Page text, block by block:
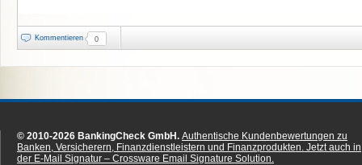
Kommentieren 0
© 2010-2026 BankingCheck GmbH. Authentische Kundenbewertungen zu
Banken, Versicherern, Finanzdienstleistern und Finanzprodukten. Jetzt auch in
der E-Mail Signatur – Crossware Email Signature Solution.